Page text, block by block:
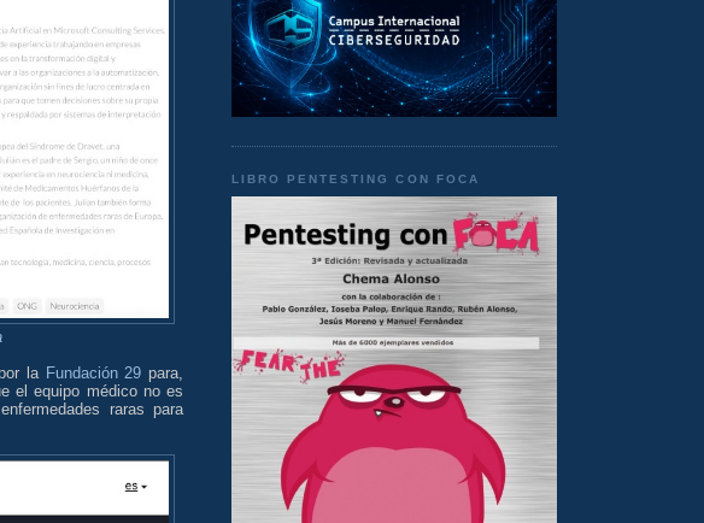
la Fundación 29 para,
el equipo médico no es
raras para
LIBRO PENTESTING CON FOCA